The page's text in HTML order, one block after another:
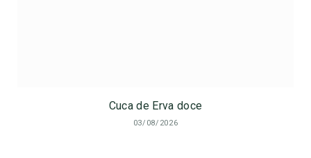
Cuca de Erva doce
03/08/2026